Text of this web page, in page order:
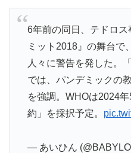
6年前の同日、テドロ
ミット2018』の舞台で
人々に警告を発した。
では、パンデミックの
を強調。WHOは2024
約」を採択予定。
— あいひん